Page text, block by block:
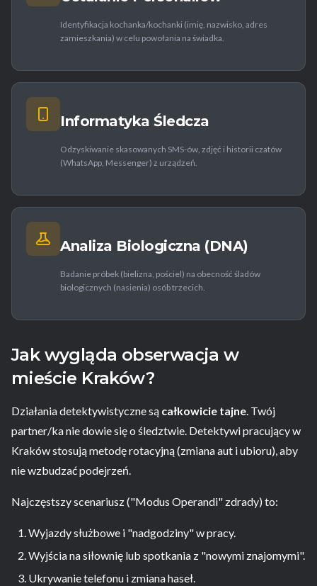
Identyfikacja kochanka/kochanki (imię, nazwisko, adres
zamieszkania) w celu powołania na świadka.
Informatyka Śledcza
Odzyskiwanie skasowanych SMS-ów, zdjęć i historii czatów
(WhatsApp, Messenger) z urządzeń.
Analiza Biologiczna (DNA)
Badanie próbek (bielizna, pościel) na obecność śladów
biologicznych (nasienia) osób trzecich.
Jak wygląda obserwacja w
mieście Kraków?
Działania detektywistyczne są całkowicie tajne. Twój
partner/ka nie dowie się o śledztwie. Detektywi pracujący w
Kraków stosują metodę rotacyjną (zmiana aut i ubioru), aby
nie wzbudzać podejrzeń.
Najczęstszy scenariusz ("Modus Operandi" zdrady) to:
Wyjazdy służbowe i "nadgodziny" w pracy.
Wyjścia na siłownię lub spotkania z "nowymi znajomymi".
Ukrywanie telefonu i zmiana haseł.